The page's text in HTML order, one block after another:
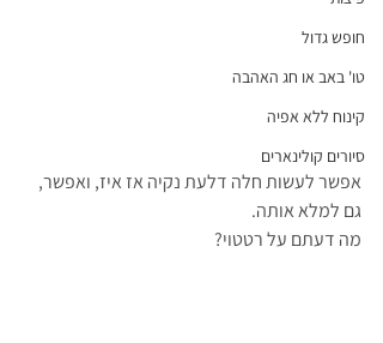
חופש גדול
טו' באב או חג האהבה
קינוח ללא אפיה
סיורים קולינארים
אפשר לעשות חלה דלעת נקיה אז איז, ואפשר,
גם למלא אותה.
מה דעתם על רטטוי?